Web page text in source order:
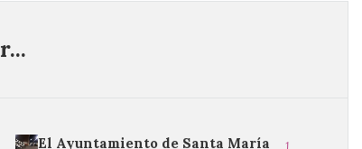
El Ayuntamiento de Santa María